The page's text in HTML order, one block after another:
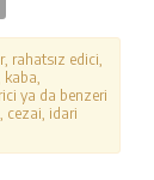
rahatsız edici,
kaba,
ya da benzeri
cezai, idari